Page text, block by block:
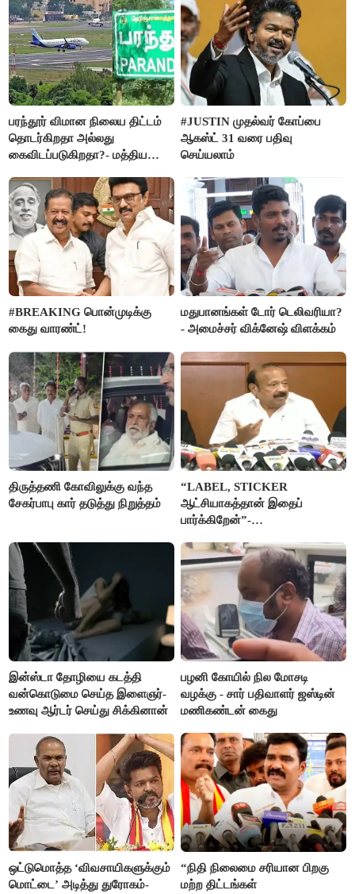
பரந்தூர் விமான நிலைய திட்டம்
தொடர்கிறதா அல்லது
கைவிடப்படுகிறதா?- மத்திய
#JUSTIN முதல்வர் கோப்பை
ஆகஸ்ட் 31 வரை பதிவு
செய்யலாம்
#BREAKING பொன்முடிக்கு
கைது வாரண்ட்!
மதுபானங்கள் டோர் டெலிவரியா?
- அமைச்சர் விக்னேஷ் விளக்கம்
திருத்தணி கோவிலுக்கு வந்த
சேகர்பாபு கார் தடுத்து நிறுத்தம்
“LABEL, STICKER
ஆட்சியாகத்தான் இதைப்
பார்க்கிறேன்”-
இன்ஸ்டா தோழியை கடத்தி
வன்கொடுமை செய்த இளைஞர்-
உணவு ஆர்டர் செய்து சிக்கினான்
பழனி கோயில் நில மோசடி
வழக்கு - சார் பதிவாளர் ஜஸ்டின்
மணிகண்டன் கைது
ஒட்டுமொத்த ‘விவசாயிகளுக்கும்
மொட்டை’ அடித்து துரோகம்-
“நிதி நிலைமை சரியான பிறகு
மற்ற திட்டங்கள்